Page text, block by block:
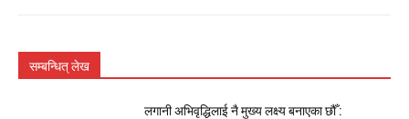
सम्बन्धित् लेख
लगानी अभिवृद्धिलाई नै मुख्य लक्ष्य बनाएका छौँ :